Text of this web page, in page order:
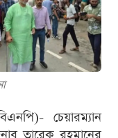
চেয়ারম্যান